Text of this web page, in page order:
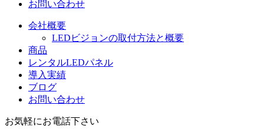
お問い合わせ
会社概要
LEDビジョンの取付方法と概要
商品
レンタルLEDパネル
導入実績
ブログ
お問い合わせ
お気軽にお電話下さい